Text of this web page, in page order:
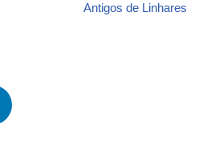
Antigos de Linhares